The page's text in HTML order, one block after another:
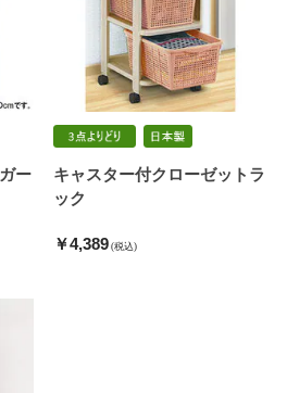
ー
キャスター付クローゼットラ
ック
￥4,389 (税込)